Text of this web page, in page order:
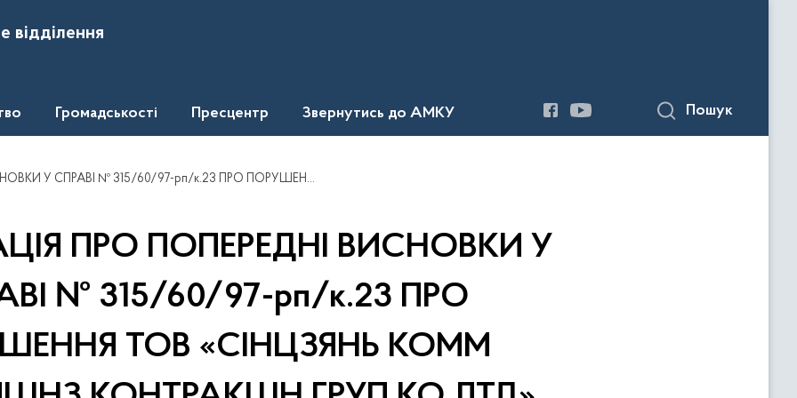
відділення
Громадськості Пресцентр Звернутись до АМКУ Пошук
ТОВ «СІНЦЗЯНЬ КОММ´ЮНІКЕЙШНЗ КОНТРАКШН ГРУП КО ЛТД» ЗАКОНОДАВСТВА ПРО ЗАХИСТ ЕКОНОМІЧНОЇ КОНКУРЕНЦІ
ПРО ПОПЕРЕДНІ ВИСНОВКИ У
№ 315/60/97-рп/к.23 ПРО
ТОВ «СІНЦЗЯНЬ КОММ